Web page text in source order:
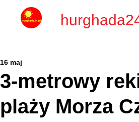
3-metrowy
plaży Morza
16 maj